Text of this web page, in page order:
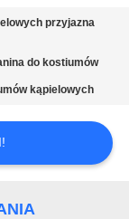
przyjazna
do kostiumów
kąpielowych